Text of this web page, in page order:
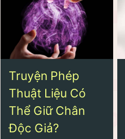
Truyện Phép
Thuật Liệu Có
Thể Giữ Chân
Độc Giả?